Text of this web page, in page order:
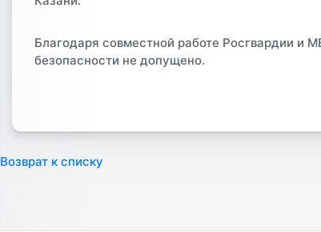
Благодаря совместной работе Росгвардии и
безопасности не допущено.
Возврат к списку